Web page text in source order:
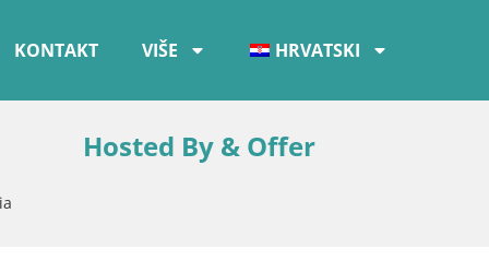
KONTAKT VIŠE HRVATSKI
Hosted By & Offer